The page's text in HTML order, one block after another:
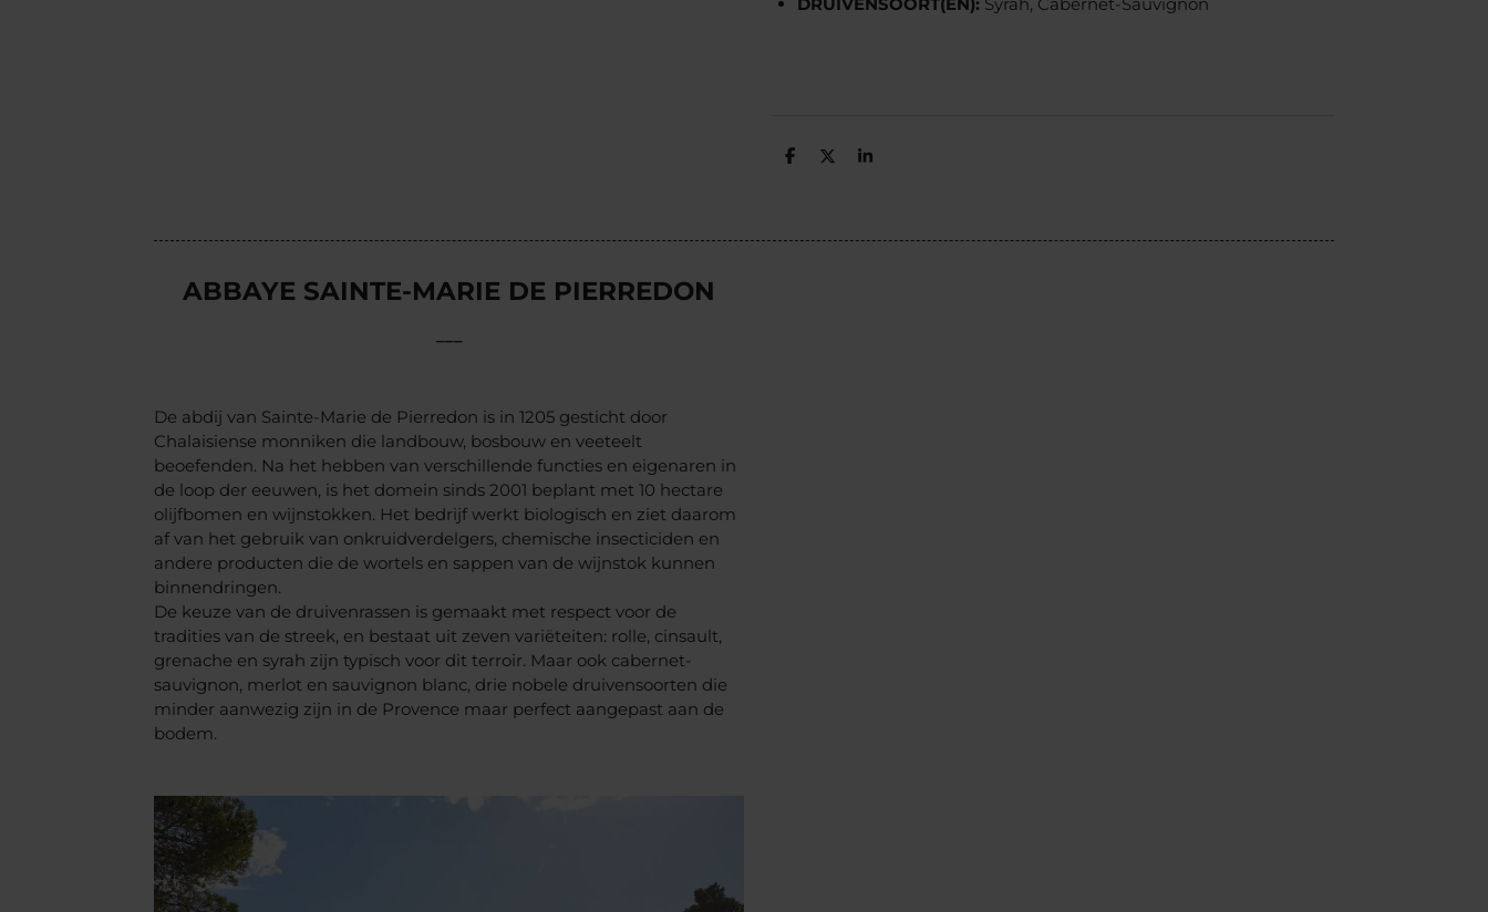
D
D
S
ABBAYE SAINTE-MARIE DE PIERREDON
De abdij van Sainte-Marie de Pierredon is in 1205 gesticht door
Chalaisiense monniken die landbouw, bosbouw en veeteelt
beoefenden. Na het hebben van verschillende functies en eigenaren in
de loop der eeuwen, is het domein sinds 2001 beplant met 10 hectare
olijfbomen en wijnstokken. Het bedrijf werkt biologisch en ziet daarom
af van het gebruik van onkruidverdelgers, chemische insecticiden en
andere producten die de wortels en sappen van de wijnstok kunnen
binnendringen.
De keuze van de druivenrassen is gemaakt met respect voor de
tradities van de streek, en bestaat uit zeven variëteiten: rolle, cinsault,
grenache en syrah zijn typisch voor dit terroir. Maar ook cabernet-
sauvignon, merlot en sauvignon blanc, drie nobele druivensoorten die
minder aanwezig zijn in de Provence maar perfect aangepast aan de
bodem.